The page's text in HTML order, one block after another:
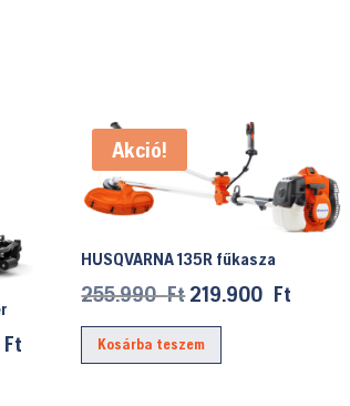
Ft
Akció!
HUSQVARNA 135R fűkasza
255.990Ft Original
price
was:
219.900 Ft
Kosárba teszem